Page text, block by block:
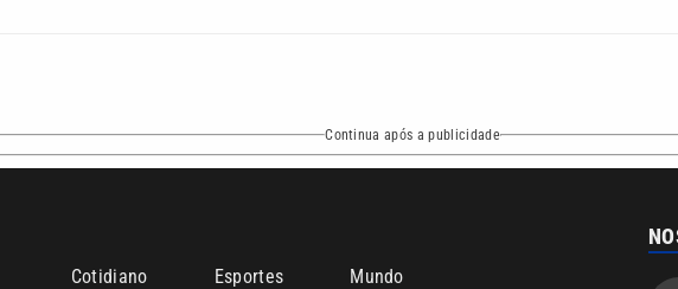
Continua após a publicidade
Cotidiano Esportes Mundo